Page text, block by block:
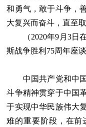
和勇气，敢于斗争，
大复兴而奋斗，直至
（2020年9月3日在
斯战争胜利75周年座
中国共产党和中国
斗争精神贯穿于中国
于实现中华民族伟大
难的重要阶段，在前